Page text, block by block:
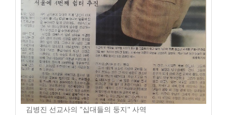
김병진 선교사의 "십대들의 둥지" 사역